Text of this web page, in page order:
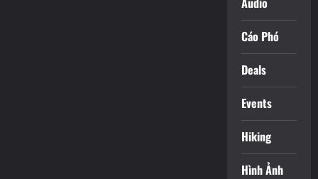
Cáo Phó
Deals
Events
Hiking
Hình Ảnh